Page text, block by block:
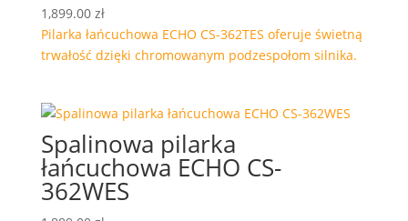
1,899.00 zł
Pilarka łańcuchowa ECHO CS-362TES oferuje świetną
trwałość dzięki chromowanym podzespołom silnika.
Spalinowa pilarka
łańcuchowa ECHO CS-
362WES